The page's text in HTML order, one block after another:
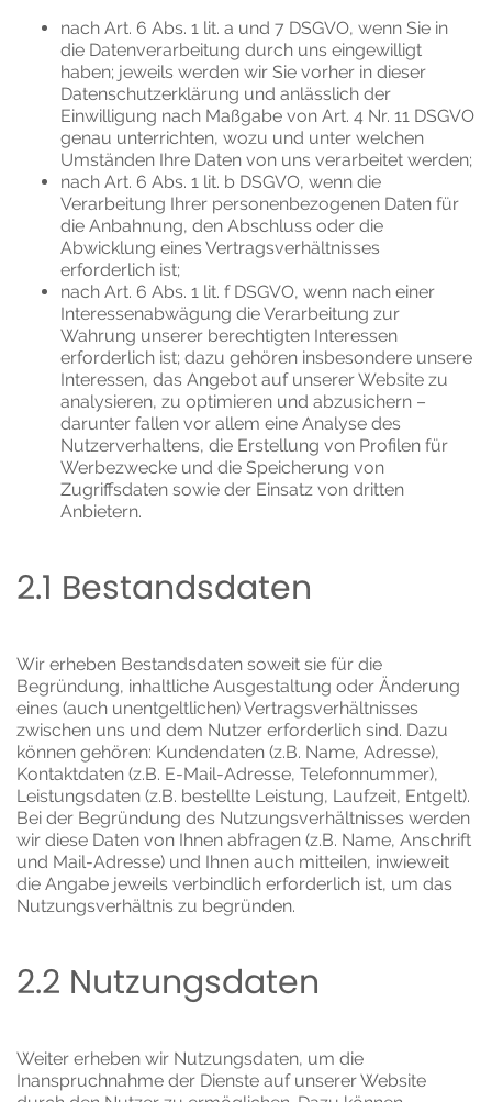
nach Art. 6 Abs. 1 lit. a und 7 DSGVO, wenn Sie in
die Datenverarbeitung durch uns eingewilligt
haben; jeweils werden wir Sie vorher in dieser
Datenschutzerklärung und anlässlich der
Einwilligung nach Maßgabe von Art. 4 Nr. 11 DSGVO
genau unterrichten, wozu und unter welchen
Umständen Ihre Daten von uns verarbeitet werden;
nach Art. 6 Abs. 1 lit. b DSGVO, wenn die
Verarbeitung Ihrer personenbezogenen Daten für
die Anbahnung, den Abschluss oder die
Abwicklung eines Vertragsverhältnisses
erforderlich ist;
nach Art. 6 Abs. 1 lit. f DSGVO, wenn nach einer
Interessenabwägung die Verarbeitung zur
Wahrung unserer berechtigten Interessen
erforderlich ist; dazu gehören insbesondere unsere
Interessen, das Angebot auf unserer Website zu
analysieren, zu optimieren und abzusichern –
darunter fallen vor allem eine Analyse des
Nutzerverhaltens, die Erstellung von Profilen für
Werbezwecke und die Speicherung von
Zugriffsdaten sowie der Einsatz von dritten
Anbietern.
2.1 Bestandsdaten
Wir erheben Bestandsdaten soweit sie für die
Begründung, inhaltliche Ausgestaltung oder Änderung
eines (auch unentgeltlichen) Vertragsverhältnisses
zwischen uns und dem Nutzer erforderlich sind. Dazu
können gehören: Kundendaten (z.B. Name, Adresse),
Kontaktdaten (z.B. E-Mail-Adresse, Telefonnummer),
Leistungsdaten (z.B. bestellte Leistung, Laufzeit, Entgelt).
Bei der Begründung des Nutzungsverhältnisses werden
wir diese Daten von Ihnen abfragen (z.B. Name, Anschrift
und Mail-Adresse) und Ihnen auch mitteilen, inwieweit
die Angabe jeweils verbindlich erforderlich ist, um das
Nutzungsverhältnis zu begründen.
2.2 Nutzungsdaten
Weiter erheben wir Nutzungsdaten, um die
Inanspruchnahme der Dienste auf unserer Website